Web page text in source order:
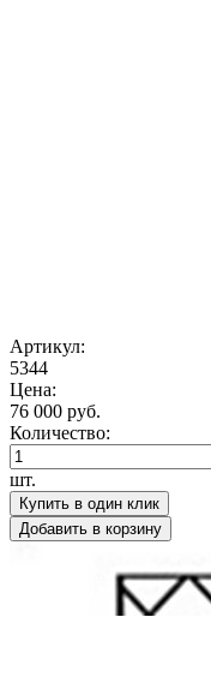
Артикул:
5344
Цена:
76 000 руб.
Количество:
шт.
Купить в один клик
Добавить в корзину